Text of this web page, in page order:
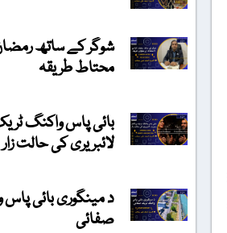
شوگر کے ساتھ
محتاط طریقہ
بائی پاس واکنگ
لائبریری کی حالت زار
د مینگوری بائی
صفائی